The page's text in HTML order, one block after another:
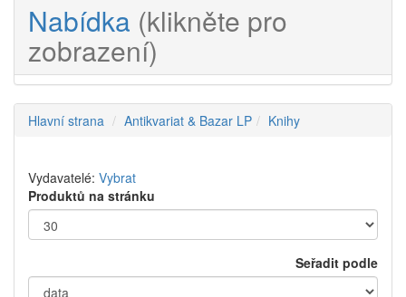
Nabídka (klikněte pro
zobrazení)
Hlavní strana Antikvariat & Bazar LP Knihy
Vydavatelé: Vybrat
Produktů na stránku
Seřadit podle